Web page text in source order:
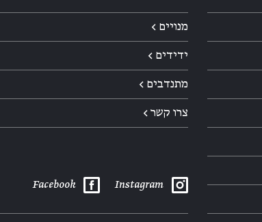
מנויים ←
ידידים ←
מתנדבים ←
צרו קשר ←
Instagram
Facebook